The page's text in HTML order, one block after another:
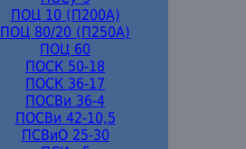
ПОЦ 10 (П200А)
ПОЦ 80/20 (П250А)
ПОЦ 60
ПОСК 50-18
ПОСК 36-17
ПОСВи 36-4
ПОСВи 42-10,5
ПСВиО 25-30